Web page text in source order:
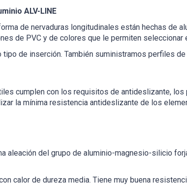
ALV-LINE
de nervaduras longitudinales están hechas de
de PVC y de colores que le permiten
de inserción. También suministramos perfiles
cumplen con los requisitos de antideslizante,
la mínima resistencia antideslizante de los
aleación del grupo de aluminio-magnesio-silicio
calor de dureza media. Tiene muy buena